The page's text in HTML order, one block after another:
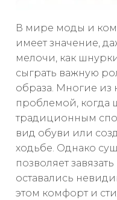
В мире моды и
имеет значение,
мелочи, как
сыграть важную
образа. Многие из
проблемой, когда
традиционным
вид обуви или
ходьбе. Однако
позволяет
оставались
этом комфорт и